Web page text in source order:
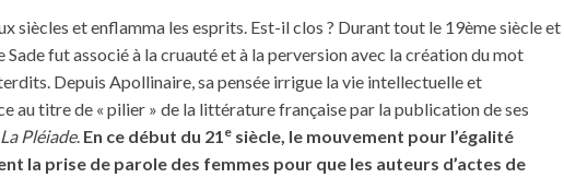
siècles et enflamma les esprits. Est-il clos ? Durant tout le 19ème siècle et
Sade fut associé à la cruauté et à la perversion avec la création du mot
Depuis Apollinaire, sa pensée irrigue la vie intellectuelle et
au titre de « pilier » de la littérature française par la publication de ses
La Pléiade. En ce début du 21 e siècle, le mouvement pour l’égalité
la prise de parole des femmes pour que les auteurs d’actes de